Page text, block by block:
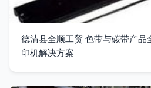
德清县全顺工贸 色带与碳带产品
印机解决方案